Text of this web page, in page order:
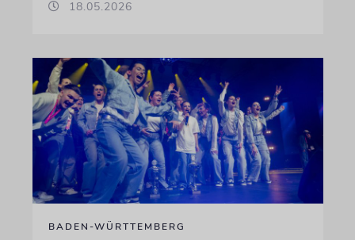
18.05.2026
BADEN-WÜRTTEMBERG